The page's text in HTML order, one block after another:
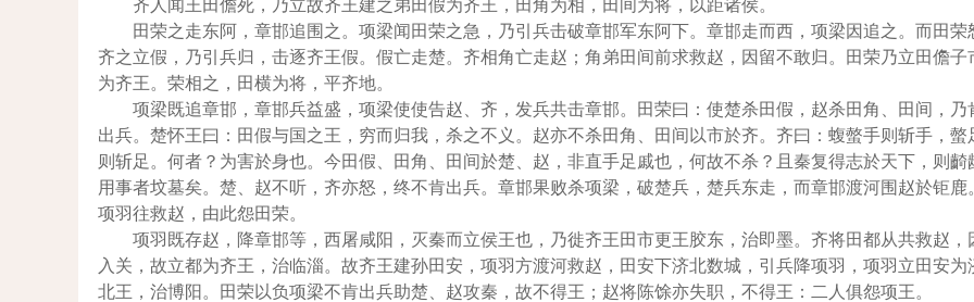
齐人闻王田儋死，乃立故齐王建之弟田假为齐王，田角为相，田间为将，以距诸侯。
田荣之走东阿，章邯追围之。项梁闻田荣之急，乃引兵击破章邯军东阿下。章邯走而西，项梁因追之。而田荣
齐之立假，乃引兵归，击逐齐王假。假亡走楚。齐相角亡走赵；角弟田间前求救赵，因留不敢归。田荣乃立田儋子
为齐王。荣相之，田横为将，平齐地。
项梁既追章邯，章邯兵益盛，项梁使使告赵、齐，发兵共击章邯。田荣曰：使楚杀田假，赵杀田角、田间，乃
出兵。楚怀王曰：田假与国之王，穷而归我，杀之不义。赵亦不杀田角、田间以市於齐。齐曰：蝮螫手则斩手，螫
则斩足。何者？为害於身也。今田假、田角、田间於楚、赵，非直手足戚也，何故不杀？且秦复得志於天下，则齮
用事者坟墓矣。楚、赵不听，齐亦怒，终不肯出兵。章邯果败杀项梁，破楚兵，楚兵东走，而章邯渡河围赵於钜鹿
项羽往救赵，由此怨田荣。
项羽既存赵，降章邯等，西屠咸阳，灭秦而立侯王也，乃徙齐王田市更王胶东，治即墨。齐将田都从共救赵，
入关，故立都为齐王，治临淄。故齐王建孙田安，项羽方渡河救赵，田安下济北数城，引兵降项羽，项羽立田安为
北王，治博阳。田荣以负项梁不肯出兵助楚、赵攻秦，故不得王；赵将陈馀亦失职，不得王：二人俱怨项王。